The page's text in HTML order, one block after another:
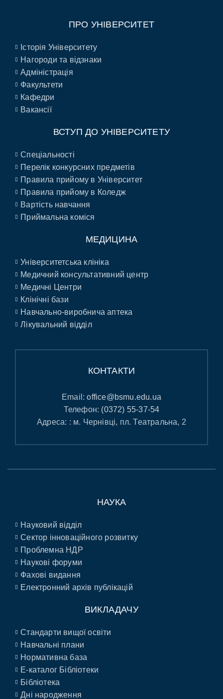
ПРО УНІВЕРСИТЕТ
Історія Університету
Нагороди та відзнаки
Адміністрація
Факультети
Кафедри
Вакансії
ВСТУП ДО УНІВЕРСИТЕТУ
Спеціальності
Перелік конкурсних предметів
Правила прийому в Університет
Правила прийому в Коледж
Вартість навчання
Приймальна коміся
МЕДИЦИНА
Університетська клініка
Медичний консультативний центр
Медичні Центри
Клінічні бази
Навчально-виробнича аптека
Лікувальний відділ
КОНТАКТИ
Email:office@bsmu.edu.ua
Телефон: (0372) 55-37-54
Адреса: : м. Чернівці, пл. Театральна, 2
НАУКА
Науковий відділ
Сектор інноваційного розвитку
Проблемна НДР
Наукові форуми
Фахові видання
Електронний архів публікацій
ВИКЛАДАЧУ
Стандарти вищої освіти
Навчальні плани
Нормативна база
E-каталог Бібліотеки
Бібліотека
Дні народження